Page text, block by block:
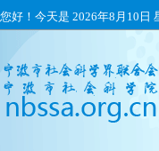
您好！今天是 2026年8月10日